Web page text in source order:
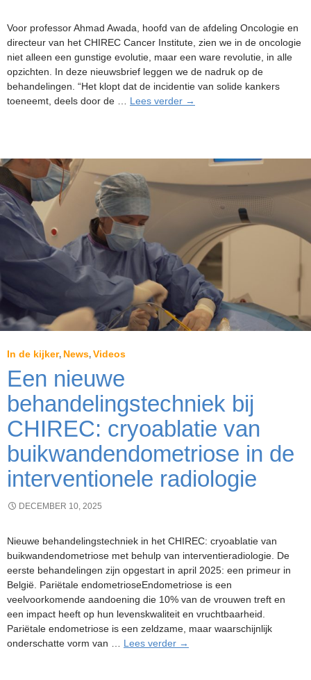
Voor professor Ahmad Awada, hoofd van de afdeling Oncologie en
directeur van het CHIREC Cancer Institute, zien we in de oncologie
niet alleen een gunstige evolutie, maar een ware revolutie, in alle
opzichten. In deze nieuwsbrief leggen we de nadruk op de
behandelingen. “Het klopt dat de incidentie van solide kankers
toeneemt, deels door de … Lees verder De
oncologie:
een
realiteit
hoop
→
In de kijker, News, Videos
Een nieuwe
behandelingstechniek bij
CHIREC: cryoablatie van
buikwandendometriose in de
interventionele radiologie
DECEMBER 10, 2025
Nieuwe behandelingstechniek in het CHIREC: cryoablatie van
buikwandendometriose met behulp van interventieradiologie. De
eerste behandelingen zijn opgestart in april 2025: een primeur in
België. Pariëtale endometrioseEndometriose is een
veelvoorkomende aandoening die 10% van de vrouwen treft en
een impact heeft op hun levenskwaliteit en vruchtbaarheid.
Pariëtale endometriose is een zeldzame, maar waarschijnlijk
onderschatte vorm van … Lees verder Een
→